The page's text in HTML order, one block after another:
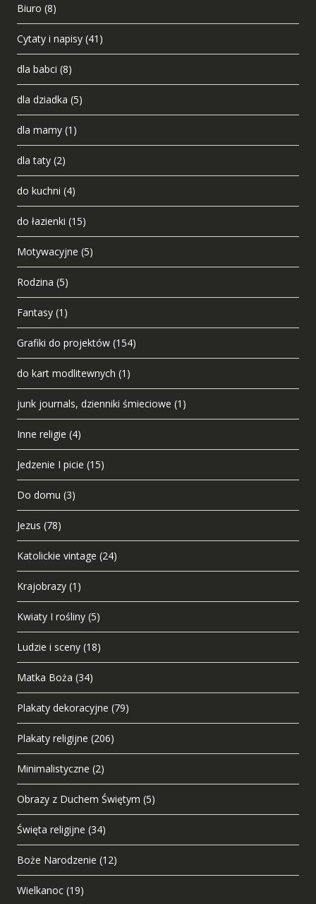
Biuro (8)
Cytaty i napisy (41)
dla babci (8)
dla dziadka (5)
dla mamy (1)
dla taty (2)
do kuchni (4)
do łazienki (15)
Motywacyjne (5)
Rodzina (5)
Fantasy (1)
Grafiki do projektów (154)
do kart modlitewnych (1)
junk journals, dzienniki śmieciowe (1)
Inne religie (4)
Jedzenie I picie (15)
Do domu (3)
Jezus (78)
Katolickie vintage (24)
Krajobrazy (1)
Kwiaty I rośliny (5)
Ludzie i sceny (18)
Matka Boża (34)
Plakaty dekoracyjne (79)
Plakaty religijne (206)
Minimalistyczne (2)
Obrazy z Duchem Świętym (5)
Święta religijne (34)
Boże Narodzenie (12)
Wielkanoc (19)